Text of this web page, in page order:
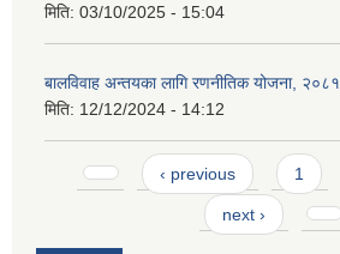
मिति: 03/10/2025 - 15:04
बालविवाह अन्तयका लागि रणनीतिक योजना, २०८१
मिति: 12/12/2024 - 14:12
Pages ‹ previous 1
next ›